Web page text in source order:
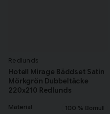
Redlunds
Hotell Mirage Bäddset Satin
Mörkgrön Dubbeltäcke
220x210 Redlunds
Material 100 % Bomull